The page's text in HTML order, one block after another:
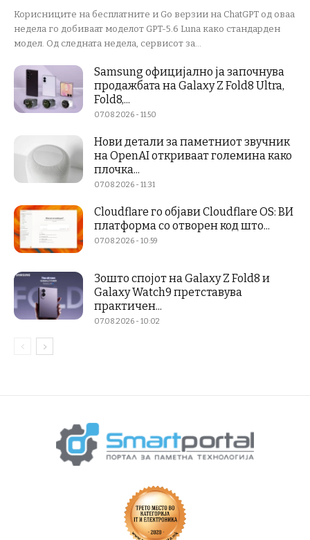
Корисниците на бесплатните и Go верзии на ChatGPT од оваа
недела го добиваат моделот GPT-5.6 Luna како стандарден
модел. Од следната недела, сервисот за...
Samsung официјално ја започнува
продажбата на Galaxy Z Fold8 Ultra,
Fold8,...
07.08.2026 - 11:50
Нови детали за паметниот звучник
на OpenAI откриваат големина како
плочка...
07.08.2026 - 11:31
Cloudflare го објави Cloudflare OS: ВИ
платформа со отворен код што...
07.08.2026 - 10:59
Зошто спојот на Galaxy Z Fold8 и
Galaxy Watch9 претставува
практичен...
07.08.2026 - 10:02